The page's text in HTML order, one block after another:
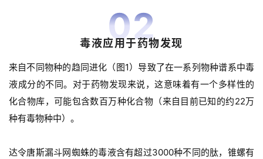
02
毒液应用于药物发现
来自不同物种的趋同进化（图1）导致了在一系列物种谱系中毒
液成分的不同。对于药物发现来说，这意味着有一个多样性的
化合物库， 可能包含数百万种化合物（来自目前已知的约22万
种有毒物种中）。
达令唐斯漏斗网蜘蛛的毒液含有超过3000种不同的肽，锥螺有